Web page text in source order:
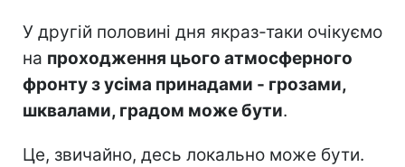
У другій половині дня якраз-таки очікуємо
на проходження цього атмосферного
фронту з усіма принадами - грозами,
шквалами, градом може бути.
Це, звичайно, десь локально може бути.